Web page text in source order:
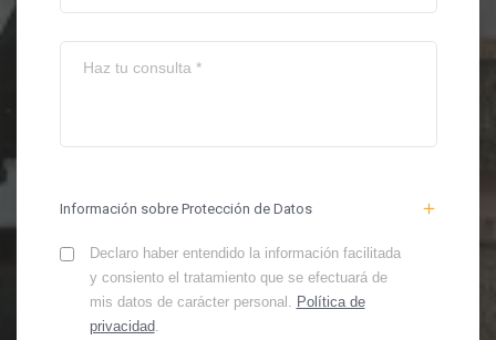
Información sobre Protección de Datos
Declaro haber entendido la información facilitada
y consiento el tratamiento que se efectuará de
mis datos de carácter personal. Política de
privacidad.